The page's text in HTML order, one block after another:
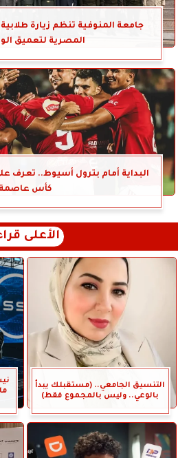
جامعة المنوفية تنظم زيارة
المصرية لتعميق
البداية أمام بترول أسيوط.. تعرف
كأس
الأعلى
التنسيق الجامعي.. (مستقبلك يبدأ
بالوعي.. وليس بالمجموع فقط)